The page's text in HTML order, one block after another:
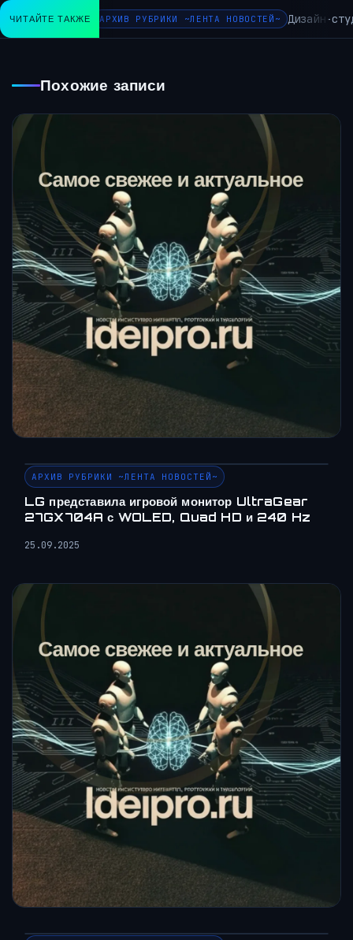
ЧИТАЙТЕ ТАКЖЕАРХИВ РУБРИКИ ~ЛЕНТА НОВОСТЕЙ~ Дизайн-студия
Похожие записи
АРХИВ РУБРИКИ ~ЛЕНТА НОВОСТЕЙ~
LG представила игровой монитор UltraGear
27GX704A с WOLED, Quad HD и 240 Hz
25.09.2025